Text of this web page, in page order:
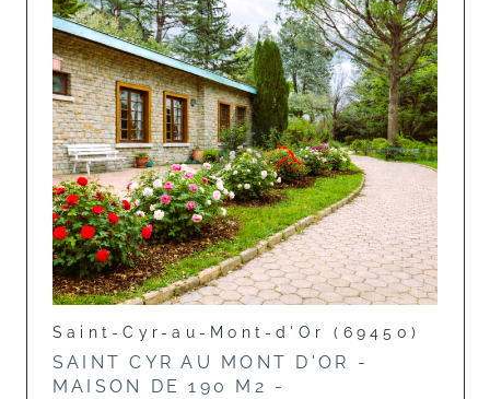
Saint-Cyr-au-Mont-d'Or (69450)
SAINT CYR AU MONT D'OR -
MAISON DE 190 M2 -